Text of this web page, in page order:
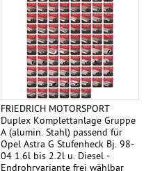
FRIEDRICH MOTORSPORT
Duplex Komplettanlage Gruppe
A (alumin. Stahl) passend für
Opel Astra G Stufenheck Bj. 98-
04 1.6l bis 2.2l u. Diesel -